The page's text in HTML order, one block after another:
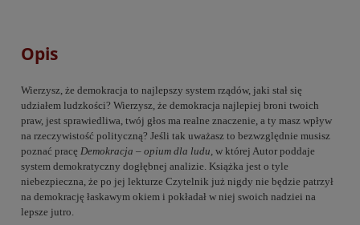
Opis
Wierzysz, że demokracja to najlepszy system rządów, jaki stał się
udziałem ludzkości? Wierzysz, że demokracja najlepiej broni twoich
praw, jest sprawiedliwa, twój głos ma realne znaczenie, a ty masz wpływ
na rzeczywistość polityczną? Jeśli tak uważasz to bezwzględnie musisz
poznać pracę Demokracja – opium dla ludu, w której Autor poddaje
system demokratyczny dogłębnej analizie. Książka jest o tyle
niebezpieczna, że po jej lekturze Czytelnik już nigdy nie będzie patrzył
na demokrację łaskawym okiem i pokładał w niej swoich nadziei na
lepsze jutro.